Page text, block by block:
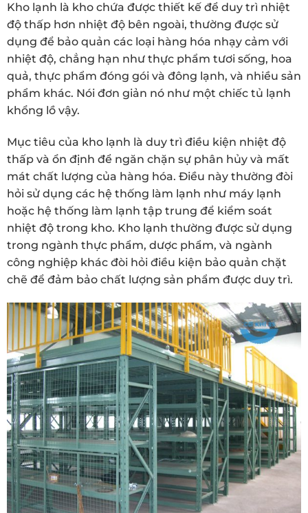
Kho lạnh là kho chứa được thiết kế để duy trì nhiệt
độ thấp hơn nhiệt độ bên ngoài, thường được sử
dụng để bảo quản các loại hàng hóa nhạy cảm với
nhiệt độ, chẳng hạn như thực phẩm tươi sống, hoa
quả, thực phẩm đóng gói và đông lạnh, và nhiều sản
phẩm khác. Nói đơn giản nó như một chiếc tủ lạnh
khổng lồ vậy.
Mục tiêu của kho lạnh là duy trì điều kiện nhiệt độ
thấp và ổn định để ngăn chặn sự phân hủy và mất
mát chất lượng của hàng hóa. Điều này thường đòi
hỏi sử dụng các hệ thống làm lạnh như máy lạnh
hoặc hệ thống làm lạnh tập trung để kiểm soát
nhiệt độ trong kho. Kho lạnh thường được sử dụng
trong ngành thực phẩm, dược phẩm, và ngành
công nghiệp khác đòi hỏi điều kiện bảo quản chặt
chẽ để đảm bảo chất lượng sản phẩm được duy trì.